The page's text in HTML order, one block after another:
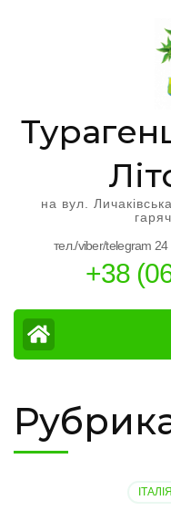
на вул.
тел./viber/telegram 24
+38
ІТАЛІЯ